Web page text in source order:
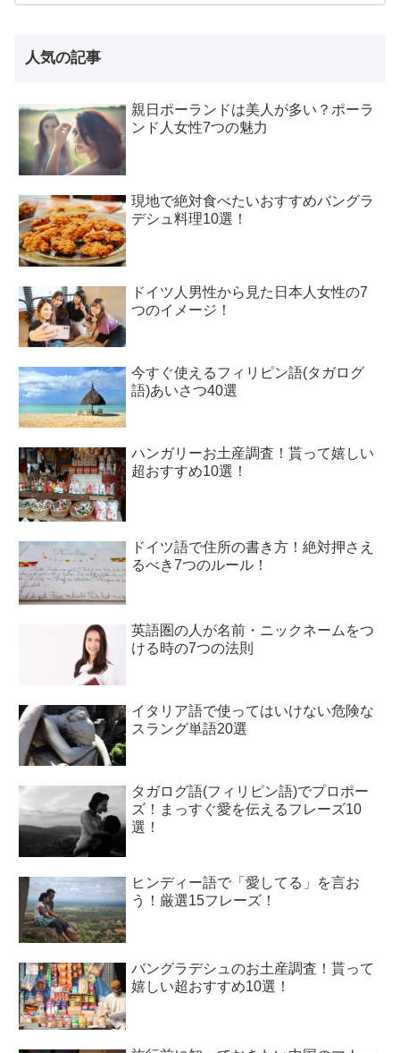
人気の記事
親日ポーランドは美人が多い？ポーラ
ンド人女性7つの魅力
現地で絶対食べたいおすすめバングラ
デシュ料理10選！
ドイツ人男性から見た日本人女性の7
つのイメージ！
今すぐ使えるフィリピン語(タガログ
語)あいさつ40選
ハンガリーお土産調査！貰って嬉しい
超おすすめ10選！
ドイツ語で住所の書き方！絶対押さえ
るべき7つのルール！
英語圏の人が名前・ニックネームをつ
ける時の7つの法則
イタリア語で使ってはいけない危険な
スラング単語20選
タガログ語(フィリピン語)でプロポー
ズ！まっすぐ愛を伝えるフレーズ10
選！
ヒンディー語で「愛してる」を言お
う！厳選15フレーズ！
バングラデシュのお土産調査！貰って
嬉しい超おすすめ10選！